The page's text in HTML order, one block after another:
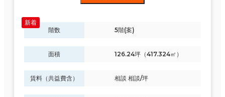
階数 5階(案)
面積 126.24坪（417.324㎡）
賃料（共益費含） 相談 相談/坪
～
複数フロアを含む
賃料選択（共益費含）